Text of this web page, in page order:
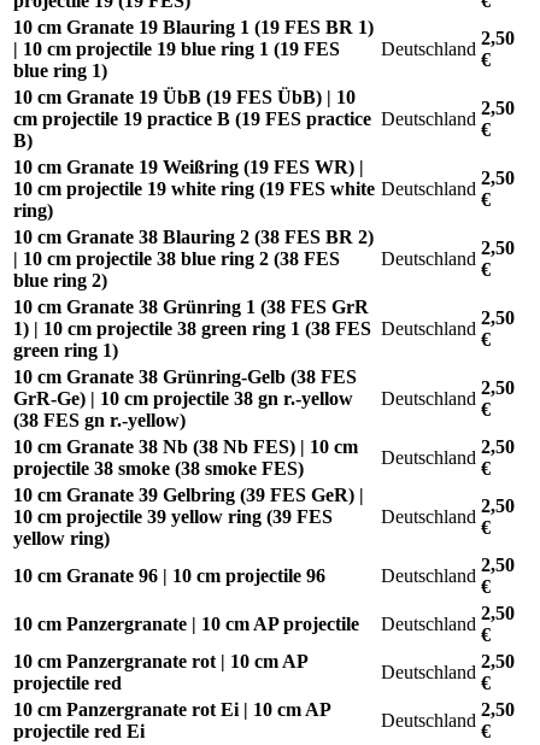
10 cm Granate 19 Blauring 1 (19 FES BR 1)
| 10 cm projectile 19 blue ring 1 (19 FES
blue ring 1)
Deutschland
2,50
€
10 cm Granate 19 ÜbB (19 FES ÜbB) | 10
cm projectile 19 practice B (19 FES practice
B)
Deutschland
2,50
€
10 cm Granate 19 Weißring (19 FES WR) |
10 cm projectile 19 white ring (19 FES white
ring)
Deutschland
2,50
€
10 cm Granate 38 Blauring 2 (38 FES BR 2)
| 10 cm projectile 38 blue ring 2 (38 FES
blue ring 2)
Deutschland
2,50
€
10 cm Granate 38 Grünring 1 (38 FES GrR
1) | 10 cm projectile 38 green ring 1 (38 FES
green ring 1)
Deutschland
2,50
€
10 cm Granate 38 Grünring-Gelb (38 FES
GrR-Ge) | 10 cm projectile 38 gn r.-yellow
(38 FES gn r.-yellow)
Deutschland
2,50
€
10 cm Granate 38 Nb (38 Nb FES) | 10 cm
projectile 38 smoke (38 smoke FES)
Deutschland
2,50
€
10 cm Granate 39 Gelbring (39 FES GeR) |
10 cm projectile 39 yellow ring (39 FES
yellow ring)
Deutschland
2,50
€
10 cm Granate 96 | 10 cm projectile 96 Deutschland
2,50
€
10 cm Panzergranate | 10 cm AP projectile
Deutschland
2,50
€
10 cm Panzergranate rot | 10 cm AP
projectile red
Deutschland
2,50
€
10 cm Panzergranate rot Ei | 10 cm AP
projectile red Ei
Deutschland
2,50
€